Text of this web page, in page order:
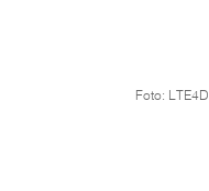
Foto: LTE4D